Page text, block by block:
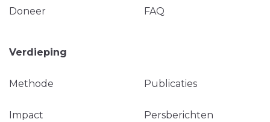
Doneer FAQ
Verdieping
Methode Publicaties
Impact Persberichten